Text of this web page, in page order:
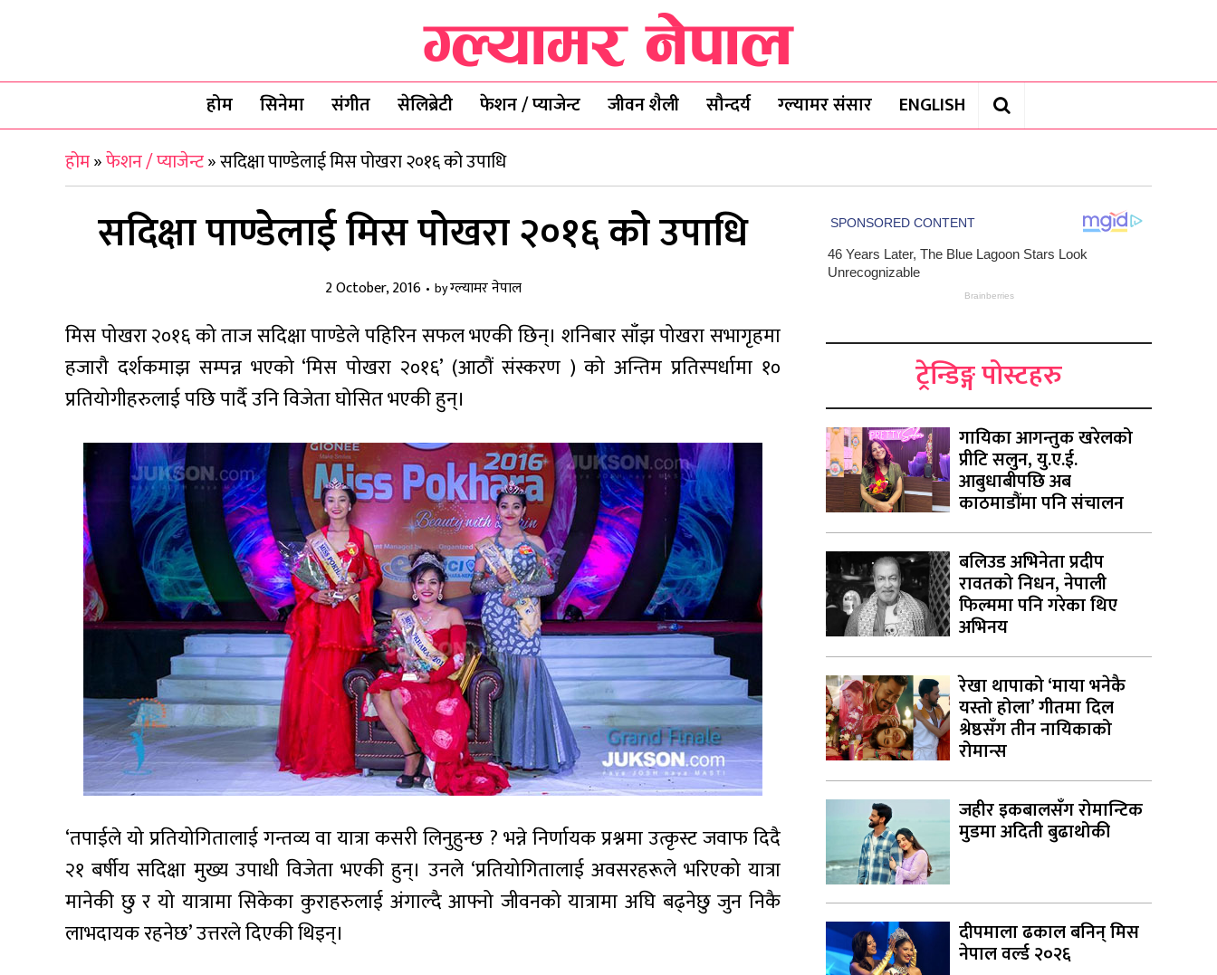
होम सिनेमा संगीत सेलिब्रेटी फेशन / प्याजेन्ट जीवन शैली सौन्दर्य ग्ल्यामर संसार
ENGLISH
होम»फेशन / प्याजेन्ट»सदिक्षा पाण्डेलाई मिस पोखरा २०१६ को उपाधि
सदिक्षा पाण्डेलाई मिस पोखरा २०१६ को उपाधि
2 October, 2016 byग्ल्यामर नेपाल
मिस पोखरा २०१६ को ताज सदिक्षा पाण्डेले पहिरिन सफल भएकी छिन्। शनिबार साँझ पोखरा सभागृहमा
हजारौ दर्शकमाझ सम्पन्न भएको ‘मिस पोखरा २०१६’ (आठौं संस्करण ) को अन्तिम प्रतिस्पर्धामा १०
प्रतियोगीहरुलाई पछि पार्दै उनि विजेता घोसित भएकी हुन्।
‘तपाईले यो प्रतियोगितालाई गन्तव्य वा यात्रा कसरी लिनुहुन्छ ? भन्ने निर्णायक प्रश्नमा उत्कृस्ट जवाफ दिदै
२१ बर्षीय सदिक्षा मुख्य उपाधी विजेता भएकी हुन्। उनले ‘प्रतियोगितालाई अवसरहरूले भरिएको यात्रा
मानेकी छु र यो यात्रामा सिकेका कुराहरुलाई अंगाल्दै आफ्नो जीवनको यात्रामा अघि बढ्नेछु जुन निकै
लाभदायक रहनेछ’ उत्तरले दिएकी थिइन्।
ट्रेन्डिङ्ग पोस्टहरु
गायिका आगन्तुक खरेलको
प्रीटि सलुन, यु.ए.ई.
आबुधाबीपछि अब
काठमाडौंमा पनि संचालन
बलिउड अभिनेता प्रदीप
रावतको निधन, नेपाली
फिल्ममा पनि गरेका थिए
अभिनय
रेखा थापाको ‘माया भनेकै
यस्तो होला’ गीतमा दिल
श्रेष्ठसँग तीन नायिकाको
रोमान्स
जहीर इकबालसँग रोमान्टिक
मुडमा अदिती बुढाथोकी
दीपमाला ढकाल बनिन् मिस
नेपाल वर्ल्ड २०२६